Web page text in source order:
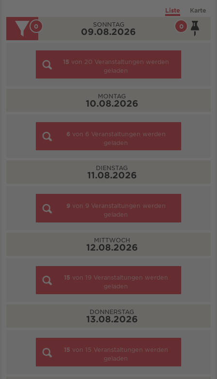
Liste Karte
0
0 SONNTAG
09.08.2026
15 von 20 Veranstaltungen werden
geladen
MONTAG
10.08.2026
6 von 6 Veranstaltungen werden
geladen
DIENSTAG
11.08.2026
9 von 9 Veranstaltungen werden
geladen
MITTWOCH
12.08.2026
15 von 19 Veranstaltungen werden
geladen
DONNERSTAG
13.08.2026
15 von 15 Veranstaltungen werden
geladen